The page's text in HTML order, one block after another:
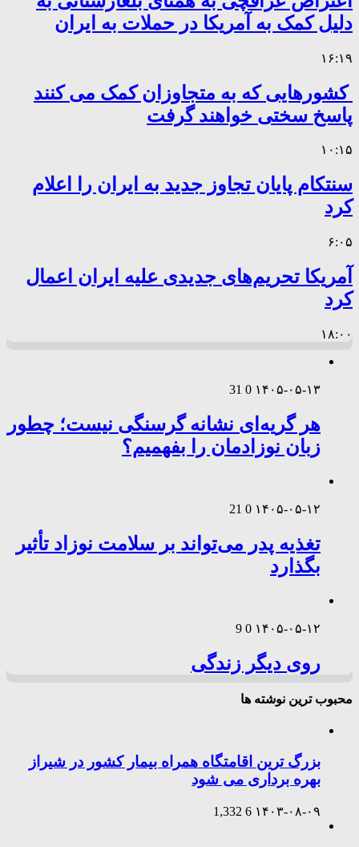
دلیل کمک به آمریکا در حملات به ایران
۱۶:۱۹
کشورهایی که به متجاوزان کمک می کنند
پاسخ سختی خواهند گرفت
۱۰:۱۵
سنتکام پایان تجاوز جدید به ایران را اعلام
کرد
۶:۰۵
آمریکا تحریم‌های جدیدی علیه ایران اعمال
کرد
۱۸:۰۰
۱۴۰۵-۰۵-۱۳ 0
31
هر گریه‌ای نشانه گرسنگی نیست؛ چطور
زبان نوزادمان را بفهمیم؟
۱۴۰۵-۰۵-۱۲ 0
21
تغذیه پدر می‌تواند بر سلامت نوزاد تأثیر
بگذارد
۱۴۰۵-۰۵-۱۲ 0
9
روی دیگر زندگی
محبوب ترین نوشته ها
بزرگ ترین اقامتگاه همراه بیمار کشور در شیراز
بهره برداری می شود
۱۴۰۳-۰۸-۰۹ 6
1,332